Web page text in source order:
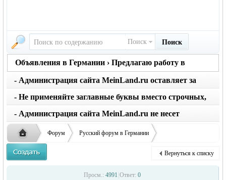
Поиск Поиск
Объявления в Германии › Предлагаю работу в
Германии
- Администрация сайта MeinLand.ru оставляет за
собой право редактировать объявление, не искажая
его смысл
- Не применяйте заглавные буквы вместо строчных,
последует удаление объявления
- Администрация сайта MeinLand.ru не несет
ответственности за содержание размещенных
объявлений
Форум Русский форум в Германии
Объявления в Германии Предлагаю работу в Германии
Требуются на работу в Германию
Вернуться к списку
Просм.: 4991 Ответ: 0